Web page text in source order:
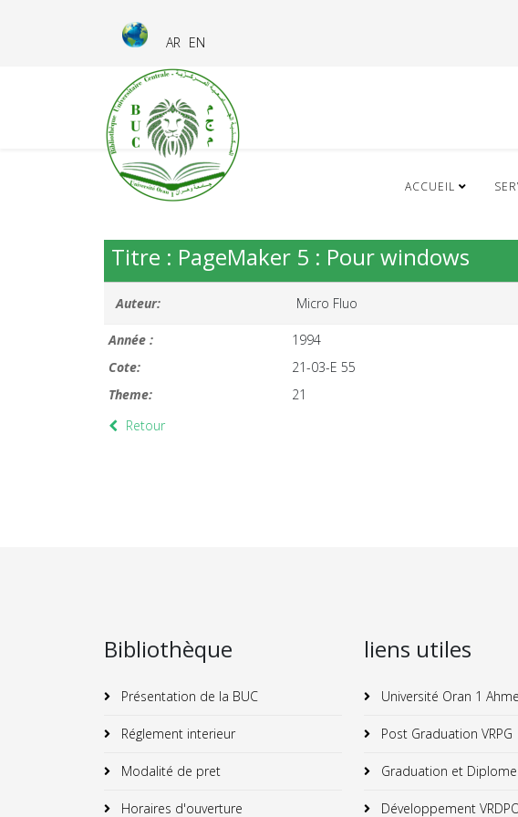
AR EN
ACCUEIL
Titre : PageMaker 5 : Pour windows
Auteur: Micro Fluo
Année :
1994
Cote:
21-03-E 55
Theme:
21
Retour
Bibliothèque
Présentation de la BUC
Réglement interieur
Modalité de pret
Horaires d'ouverture
liens utiles
Université Oran 1
Post Graduation VRPG
Graduation et Diplome
Développement